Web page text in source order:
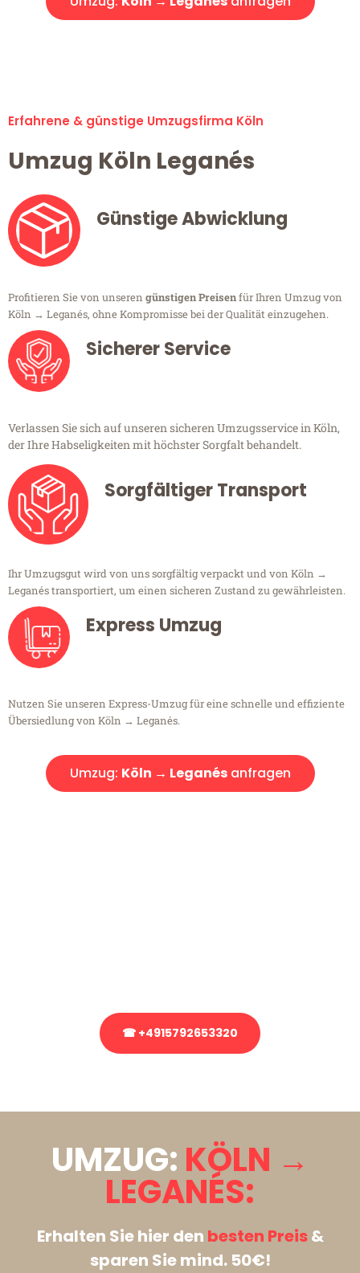
Erfahrene & günstige Umzugsfirma Köln
Umzug Köln Leganés
Günstige Abwicklung
Profitieren Sie von unseren günstigen Preisenfür Ihren Umzug von
Köln → Leganés, ohne Kompromisse bei der Qualität einzugehen.
Sicherer Service
Verlassen Sie sich auf unseren sicheren Umzugsservice in Köln,
der Ihre Habseligkeiten mit höchster Sorgfalt behandelt.
Sorgfältiger Transport
Ihr Umzugsgut wird von uns sorgfältig verpackt und von Köln →
Leganés transportiert, um einen sicheren Zustand zu gewährleisten.
Express Umzug
Nutzen Sie unseren Express-Umzug für eine schnelle und effiziente
Übersiedlung von Köln → Leganés.
Umzug: Köln → Leganésanfragen
☎ +4915792653320
UMZUG: KÖLN →
LEGANÉS:
Erhalten Sie hier den besten Preis&
sparen Sie mind. 50€!